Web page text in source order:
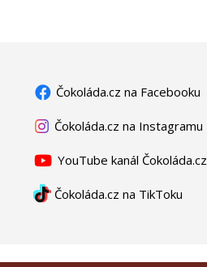
Čokoláda.cz na Facebooku
Čokoláda.cz na Instagramu
YouTube kanál Čokoláda.cz
Čokoláda.cz na TikToku